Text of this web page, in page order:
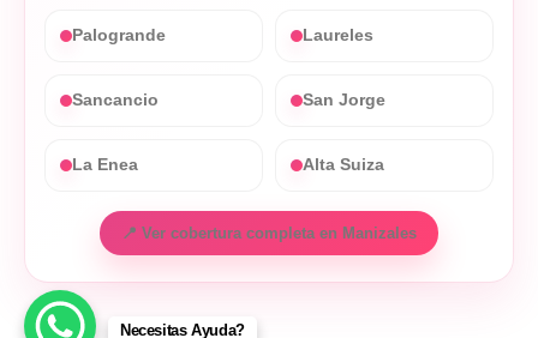
Palogrande Laureles
Sancancio San Jorge
La Enea Alta Suiza
📍 Ver cobertura completa en Manizales
Necesitas Ayuda?